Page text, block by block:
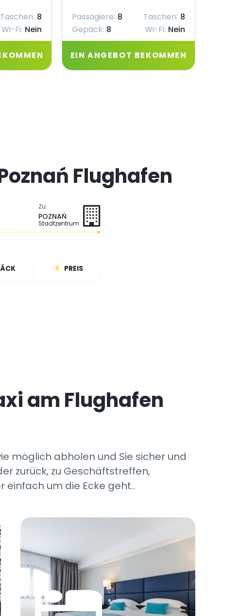
Taschen: 8
Wi-Fi: Nein
Passagiere: 8 Taschen: 8
Gepäck: 8 Wi-Fi: Nein
EIN ANGEBOT BEKOMMEN
Flughafen
Zu:
POZNAŃ
Stadtzentrum
PREIS
am Flughafen
möglich abholen und Sie sicher und
zurück, zu Geschäftstreffen,
um die Ecke geht..